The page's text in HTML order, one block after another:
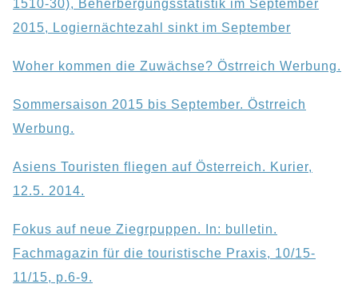
1510-30), Beherbergungsstatistik im September
2015, Logiernächtezahl sinkt im September
Woher kommen die Zuwächse? Östrreich Werbung.
Sommersaison 2015 bis September. Östrreich
Werbung.
Asiens Touristen fliegen auf Österreich. Kurier,
12.5. 2014.
Fokus auf neue Ziegrpuppen. In: bulletin.
Fachmagazin für die touristische Praxis, 10/15-
11/15, p.6-9.